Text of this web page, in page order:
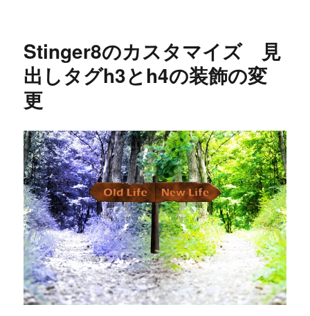
ー
台
風
の
由
来
と
は？
日
本
語
の
名
前
の
割
Stinger8のカスタマイズ 見
出しタグh3とh4の装飾の変
更